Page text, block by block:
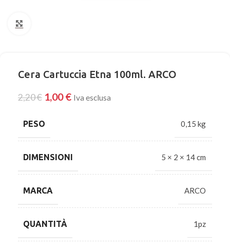
Cera Cartuccia Etna 100ml. ARCO
2,20€ 1,00€ Iva esclusa
PESO 0,15 kg
DIMENSIONI 5 × 2 × 14 cm
MARCA ARCO
QUANTITÀ 1pz